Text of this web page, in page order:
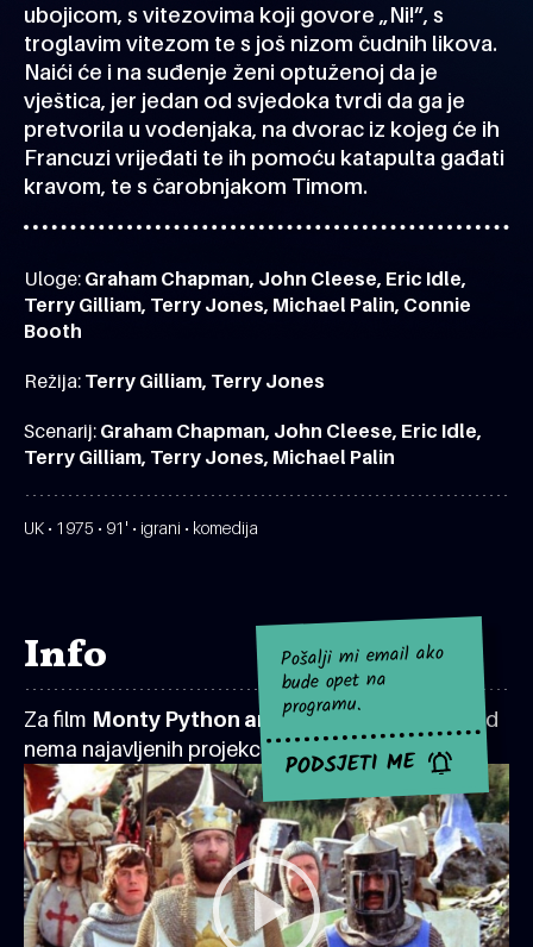
ubojicom, s vitezovima koji govore „Ni!”, s
troglavim vitezom te s još nizom čudnih likova.
Naići će i na suđenje ženi optuženoj da je
vještica, jer jedan od svjedoka tvrdi da ga je
pretvorila u vodenjaka, na dvorac iz kojeg će ih
Francuzi vrijeđati te ih pomoću katapulta gađati
kravom, te s čarobnjakom Timom.
Uloge: Graham Chapman, John Cleese, Eric Idle,
Terry Gilliam, Terry Jones, Michael Palin, Connie
Booth
Režija: Terry Gilliam, Terry Jones
Scenarij: Graham Chapman, John Cleese, Eric Idle,
Terry Gilliam, Terry Jones, Michael Palin
UK • 1975 • 91' • igrani • komedija
Info
Za film Monty Python and the Holy Grail
za sad
nema najavljenih projekcija.
Pošalji mi email ako
bude opet na
programu.
PODSJETI ME